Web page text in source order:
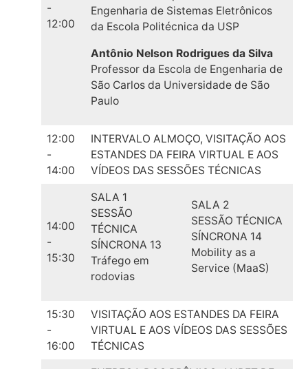
-
12:00
Engenharia de Sistemas Eletrônicos
da Escola Politécnica da USP
Antônio Nelson Rodrigues da Silva
Professor da Escola de Engenharia de
São Carlos da Universidade de São
Paulo
12:00
-
14:00
INTERVALO ALMOÇO, VISITAÇÃO AOS
ESTANDES DA FEIRA VIRTUAL E AOS
VÍDEOS DAS SESSÕES TÉCNICAS
14:00
-
15:30
SALA 1
SESSÃO
TÉCNICA
SÍNCRONA 13
Tráfego em
rodovias
SALA 2
SESSÃO TÉCNICA
SÍNCRONA 14
Mobility as a
Service (MaaS)
15:30
-
16:00
VISITAÇÃO AOS ESTANDES DA FEIRA
VIRTUAL E AOS VÍDEOS DAS SESSÕES
TÉCNICAS